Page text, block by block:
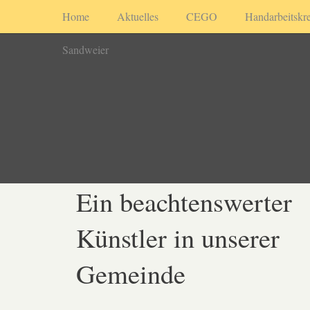
Home Aktuelles CEGO
Sandweier
Ein beachtenswerter
Künstler in unserer
Gemeinde